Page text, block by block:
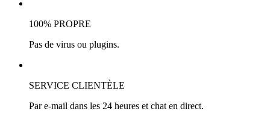
100% PROPRE
Pas de virus ou plugins.
SERVICE CLIENTÈLE
Par e-mail dans les 24 heures et chat en direct.